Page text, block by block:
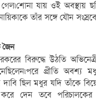
যায় ওই অবস্থায়
তাঁর সঙ্গে যৌন
জৈন
বিরুদ্ধে উঠতি
প্রীতি অবশ্য
দাবি ছিল মধুর যদি তাঁকে
দেন তবে পরিচালকের